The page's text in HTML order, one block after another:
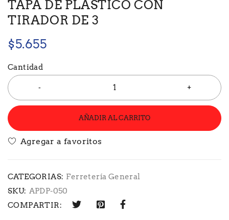
TAPA DE PLASTICO CON
TIRADOR DE 3
$5.655
Cantidad
AÑADIR AL CARRITO
CATEGORIAS: Ferretería General
SKU: APDP-050
COMPARTIR: